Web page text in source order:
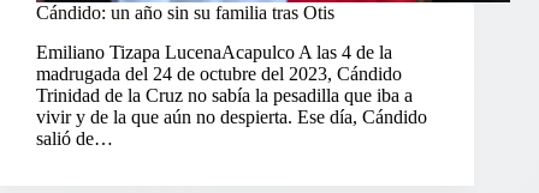
Cándido: un año sin su familia tras Otis
Emiliano Tizapa LucenaAcapulco A las 4 de la
madrugada del 24 de octubre del 2023, Cándido
Trinidad de la Cruz no sabía la pesadilla que iba a
vivir y de la que aún no despierta. Ese día, Cándido
salió de…